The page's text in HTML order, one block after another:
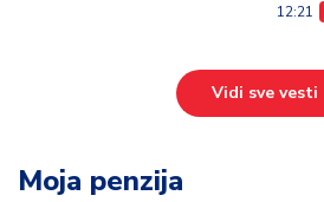
12:21
Vidi sve vesti
Moja penzija